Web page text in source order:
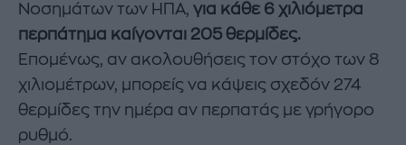
Νοσημάτων των ΗΠΑ, για κάθε 6 χιλιόμετρα
περπάτημα καίγονται 205 θερμίδες.
Επομένως, αν ακολουθήσεις τον στόχο των 8
χιλιομέτρων, μπορείς να κάψεις σχεδόν 274
θερμίδες την ημέρα αν περπατάς με γρήγορο
ρυθμό.